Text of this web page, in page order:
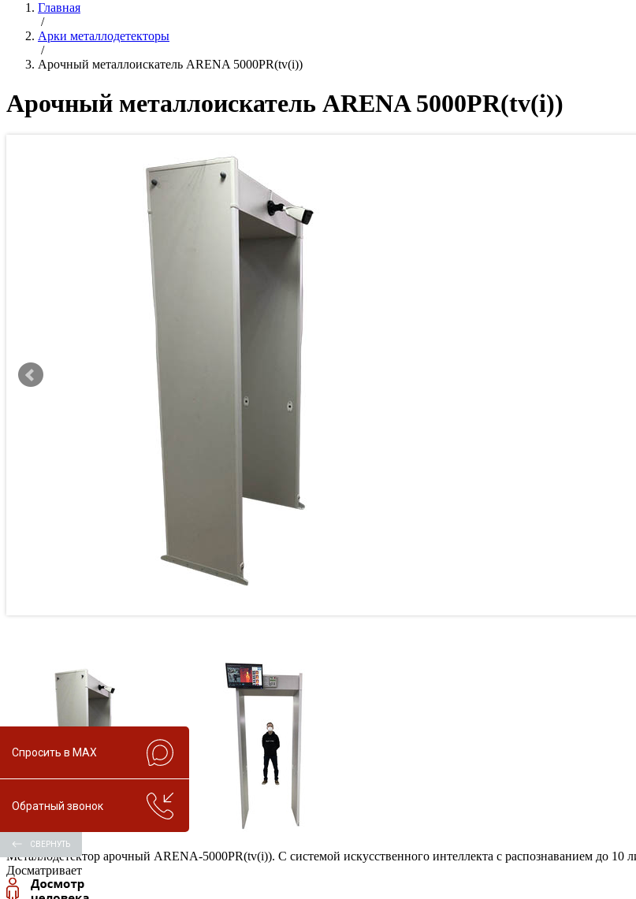
Главная
/
Арки металлодетекторы
/
Арочный металлоискатель ARENA 5000PR(tv(i))
Арочный металлоискатель ARENA 5000PR(tv(i))
Описание
Металлодетектор арочный ARENA-5000PR(tv(i)). С системой искусственного интеллекта с распознаванием до
Досматривает
Спросить в MAX
Обратный звонок
СВЕРНУТЬ